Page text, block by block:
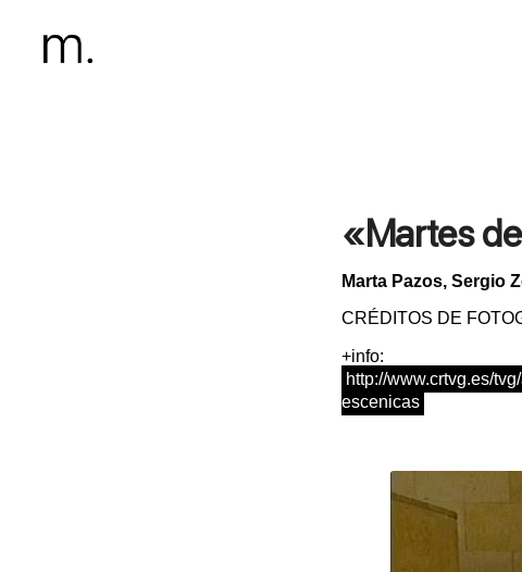
«Martes
Marta Pazos, Sergio
CRÉDITOS DE
+info:
http://www.crtvg.es/
escenicas